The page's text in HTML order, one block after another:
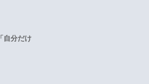
自分だけ